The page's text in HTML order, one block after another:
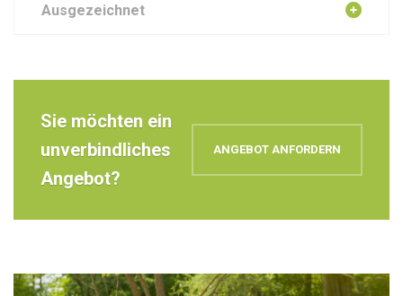
Ausgezeichnet
Sie möchten ein
unverbindliches
Angebot?
ANGEBOT ANFORDERN